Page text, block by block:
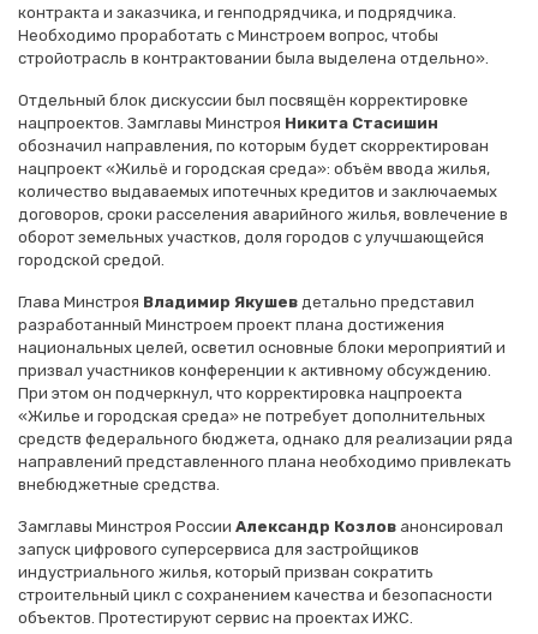
контракта и заказчика, и генподрядчика, и подрядчика.
Необходимо проработать с Минстроем вопрос, чтобы
стройотрасль в контрактовании была выделена отдельно».
Отдельный блок дискуссии был посвящён корректировке
нацпроектов. Замглавы Минстроя Никита Стасишин
обозначил направления, по которым будет скорректирован
нацпроект «Жильё и городская среда»: объём ввода жилья,
количество выдаваемых ипотечных кредитов и заключаемых
договоров, сроки расселения аварийного жилья, вовлечение в
оборот земельных участков, доля городов с улучшающейся
городской средой.
Глава Минстроя Владимир Якушев детально представил
разработанный Минстроем проект плана достижения
национальных целей, осветил основные блоки мероприятий и
призвал участников конференции к активному обсуждению.
При этом он подчеркнул, что корректировка нацпроекта
«Жилье и городская среда» не потребует дополнительных
средств федерального бюджета, однако для реализации ряда
направлений представленного плана необходимо привлекать
внебюджетные средства.
Замглавы Минстроя России Александр Козлов анонсировал
запуск цифрового суперсервиса для застройщиков
индустриального жилья, который призван сократить
строительный цикл с сохранением качества и безопасности
объектов. Протестируют сервис на проектах ИЖС.